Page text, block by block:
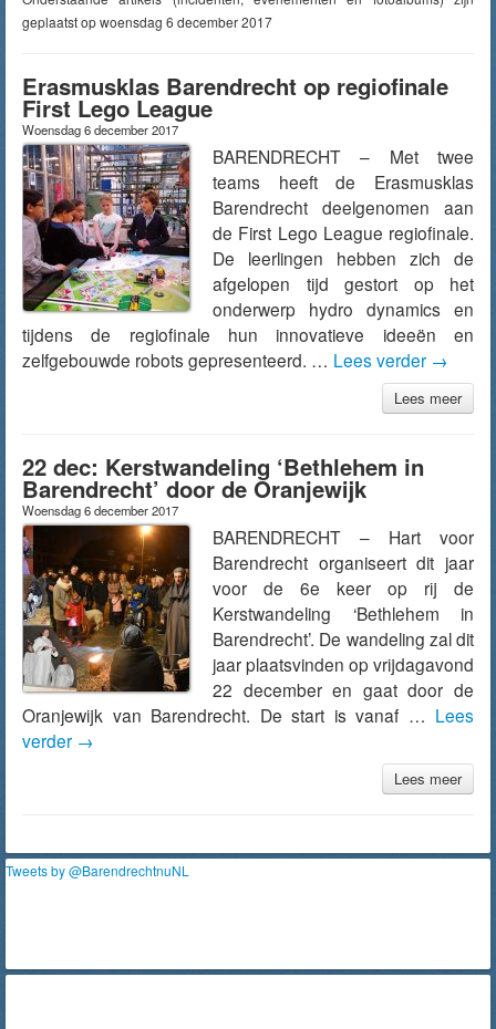
geplaatst op woensdag 6 december 2017
Erasmusklas Barendrecht op regiofinale
First Lego League
Woensdag 6 december 2017
BARENDRECHT – Met twee
teams heeft de Erasmusklas
Barendrecht deelgenomen aan
de First Lego League regiofinale.
De leerlingen hebben zich de
afgelopen tijd gestort op het
onderwerp hydro dynamics en
tijdens de regiofinale hun innovatieve ideeën en
zelfgebouwde robots gepresenteerd. … Lees verder →
Lees meer
22 dec: Kerstwandeling ‘Bethlehem in
Barendrecht’ door de Oranjewijk
Woensdag 6 december 2017
BARENDRECHT – Hart voor
Barendrecht organiseert dit jaar
voor de 6e keer op rij de
Kerstwandeling ‘Bethlehem in
Barendrecht’. De wandeling zal dit
jaar plaatsvinden op vrijdagavond
22 december en gaat door de
Oranjewijk van Barendrecht. De start is vanaf … Lees
verder →
Lees meer
Tweets by @BarendrechtnuNL